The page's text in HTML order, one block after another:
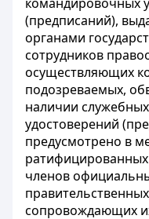
(предписаний),
органами
сотрудников
осуществляющих
подозреваемых,
наличии
удостоверений
предусмотрено в
ратифицированных
членов
сопровождающих